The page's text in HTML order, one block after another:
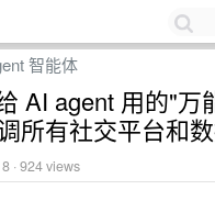
智能体
AI agent 用的"万
所有社交平台和
· 924 views